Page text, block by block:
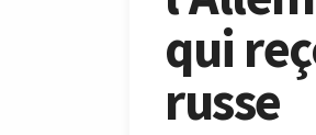
qui
russe